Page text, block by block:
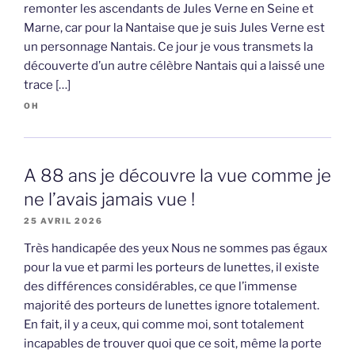
remonter les ascendants de Jules Verne en Seine et
Marne, car pour la Nantaise que je suis Jules Verne est
un personnage Nantais. Ce jour je vous transmets la
découverte d’un autre célèbre Nantais qui a laissé une
trace […]
OH
A 88 ans je découvre la vue comme je
ne l’avais jamais vue !
25 AVRIL 2026
Très handicapée des yeux Nous ne sommes pas égaux
pour la vue et parmi les porteurs de lunettes, il existe
des différences considérables, ce que l’immense
majorité des porteurs de lunettes ignore totalement.
En fait, il y a ceux, qui comme moi, sont totalement
incapables de trouver quoi que ce soit, même la porte